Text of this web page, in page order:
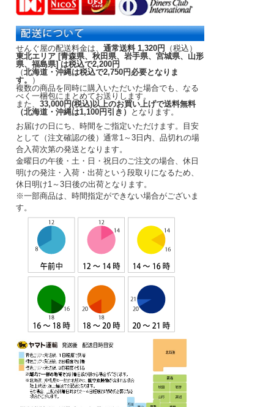
せんぐ屋の配送料金は、 通常送料 1,320円
（税込）
東北エリア [青森県、秋田県、岩手県、宮城県、山形
県、福島県] は税込で2,200円
（北海道・沖縄は税込で2,750円必要となりま
す。
）
複数の商品を同時に購入いただいた場合でも、なる
べく一梱包にまとめてお送りします。
また、 33,000円(税込)以上のお買い上げで送料無料
（北海道・沖縄は1,100円引き）
となります。
お届けの日にち、時間をご指定いただけます。
目安
として（注文確認の後） 通常1～3日内、品切れの場
合入荷次第の発送となります。
金曜日の午後・土・日・祝日のご注文の場合、休日
明けの発注・入荷・出荷という段取りになるため、
休日明け1～3日後の出荷となります。
※一部商品は、時間指定ができない場合がございま
す。